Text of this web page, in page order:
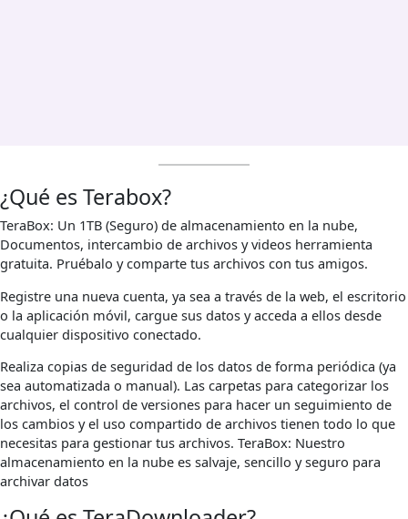
¿Qué es Terabox?
TeraBox: Un 1TB (Seguro) de almacenamiento en la nube,
Documentos, intercambio de archivos y videos herramienta
gratuita. Pruébalo y comparte tus archivos con tus amigos.
Registre una nueva cuenta, ya sea a través de la web, el escritorio
o la aplicación móvil, cargue sus datos y acceda a ellos desde
cualquier dispositivo conectado.
Realiza copias de seguridad de los datos de forma periódica (ya
sea automatizada o manual). Las carpetas para categorizar los
archivos, el control de versiones para hacer un seguimiento de
los cambios y el uso compartido de archivos tienen todo lo que
necesitas para gestionar tus archivos. TeraBox: Nuestro
almacenamiento en la nube es salvaje, sencillo y seguro para
archivar datos